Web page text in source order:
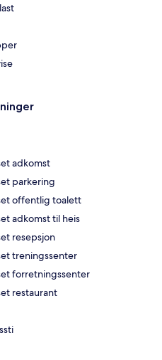
adkomst
parkering
offentlig toalett
adkomst til heis
resepsjon
treningssenter
forretningssenter
restaurant